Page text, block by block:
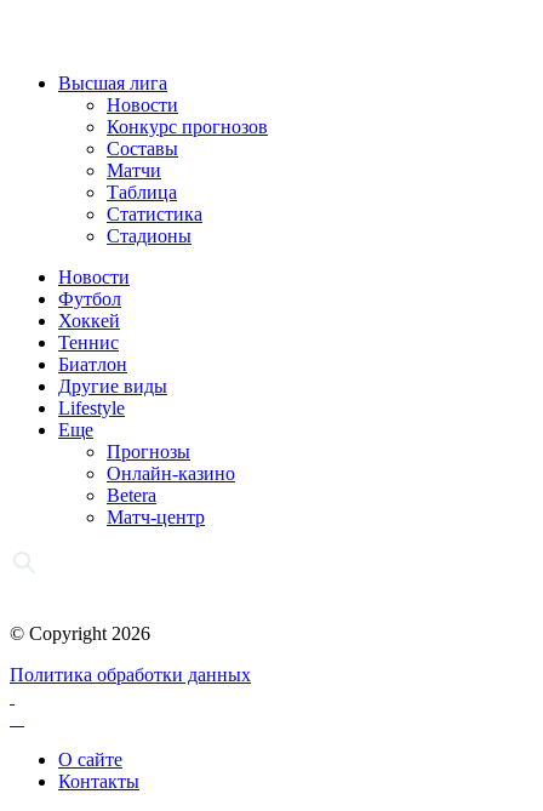
Высшая лига
Новости
Конкурс прогнозов
Составы
Матчи
Таблица
Статистика
Стадионы
Новости
Футбол
Хоккей
Теннис
Биатлон
Другие виды
Lifestyle
Еще
Прогнозы
Онлайн-казино
Betera
Матч-центр
© Copyright 2026
Политика обработки данных
О сайте
Контакты